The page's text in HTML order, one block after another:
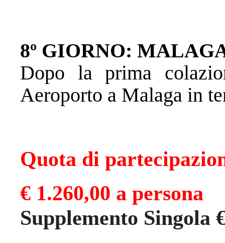
8º GIORNO:
Dopo la prima
Aeroporto a Malaga in
Quota di
€ 1.260,00 a persona
Supplemento Singola